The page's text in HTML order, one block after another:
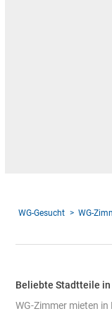
WG-Gesucht WG-
Beliebte Stadtteile in
WG-Zimmer mieten